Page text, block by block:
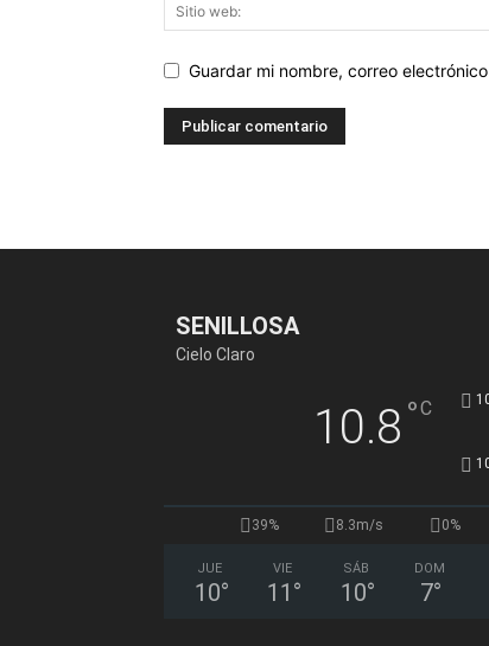
Guardar mi nombre, correo
SENILLOSA
Cielo Claro
10.8 °C
39% 8.3m/s 0%
JUE
10°
VIE
11 °
SÁB
10°
DOM
7°